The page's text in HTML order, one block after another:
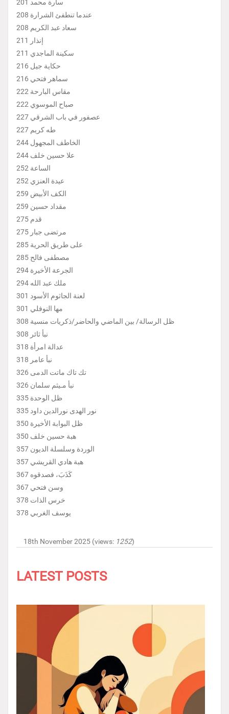
سارة محمد 201
عندما تنطفئ الشرارة 208
سعاد عبد الكريم 208
إنذار 211
سكينة الماجدي 211
حكاية جيل 216
سماهر فتحي 216
مقاس البارحة 222
صباح الموسوي 222
عصفور في باب الشرقي 227
طه كريم 227
الخاطف المجهول 244
علا حسين خلف 244
الساعة 252
عيدة العنزي 252
الكف الأبيض 259
مقداد حسين 259
قدم 275
مرتضى جبار 275
على طريق الحرية 285
مصطفى فالح 285
الجرعة الأخيرة 294
ملك عبد الله 294
لعنة الجاثوم الأسود 301
مها النوفلي 301
ظل الرسالة/ بين الماضي والحاضر/ذكريات منسية 308
نبأ ثائر 308
عدالة امرأة 318
نبأ عامر 318
تك تاك ماتت الدمى 326
نبأ مـيثم سلمان 326
ظل الوحدة 335
نور الهدى نورالدين داود 335
ظل البوابة الأخيرة 350
هبة حسين خلف 350
الوردة وسلسلة الديون 357
هبة هادي القريشي 357
كَذَبَ، فصدقوه 367
وسن فتحي 367
خرس الذات 378
يوسف الغربي 378
18th November 2025 (views: 1252)
LATEST POSTS